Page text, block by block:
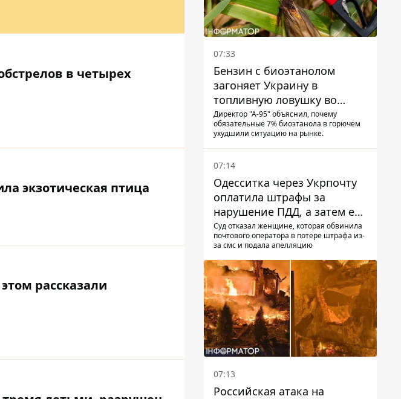
в четырех
экзотическая птица
рассказали
07:33
Бензин с биоэтанолом
загоняет Украину в
топливную ловушку во
время войны - Сергей Куюн
Директор "А-95" объяснил, почему
обязательные 7% биоэтанола в горючем
ухудшили ситуацию на рынке.
07:14
Одесситка через Укрпочту
оплатила штрафы за
нарушение ПДД, а затем ее
счета заблокировали - в
чем причина и что решил
Суд отказал женщине, которая обвинила
почтового оператора в потере штрафа из-
за смс и подала апелляцию
07:13
Российская атака на